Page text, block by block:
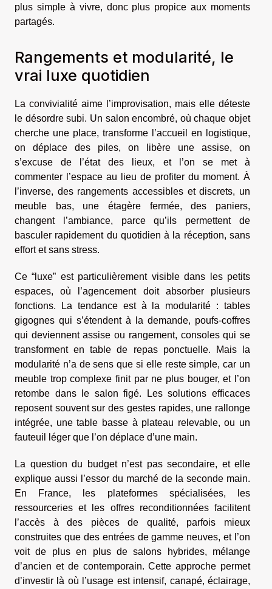
plus simple à vivre, donc plus propice aux moments
partagés.
Rangements et modularité, le
vrai luxe quotidien
La convivialité aime l’improvisation, mais elle déteste
le désordre subi. Un salon encombré, où chaque objet
cherche une place, transforme l’accueil en logistique,
on déplace des piles, on libère une assise, on
s’excuse de l’état des lieux, et l’on se met à
commenter l’espace au lieu de profiter du moment. À
l’inverse, des rangements accessibles et discrets, un
meuble bas, une étagère fermée, des paniers,
changent l’ambiance, parce qu’ils permettent de
basculer rapidement du quotidien à la réception, sans
effort et sans stress.
Ce “luxe” est particulièrement visible dans les petits
espaces, où l’agencement doit absorber plusieurs
fonctions. La tendance est à la modularité : tables
gigognes qui s’étendent à la demande, poufs-coffres
qui deviennent assise ou rangement, consoles qui se
transforment en table de repas ponctuelle. Mais la
modularité n’a de sens que si elle reste simple, car un
meuble trop complexe finit par ne plus bouger, et l’on
retombe dans le salon figé. Les solutions efficaces
reposent souvent sur des gestes rapides, une rallonge
intégrée, une table basse à plateau relevable, ou un
fauteuil léger que l’on déplace d’une main.
La question du budget n’est pas secondaire, et elle
explique aussi l’essor du marché de la seconde main.
En France, les plateformes spécialisées, les
ressourceries et les offres reconditionnées facilitent
l’accès à des pièces de qualité, parfois mieux
construites que des entrées de gamme neuves, et l’on
voit de plus en plus de salons hybrides, mélange
d’ancien et de contemporain. Cette approche permet
d’investir là où l’usage est intensif, canapé, éclairage,